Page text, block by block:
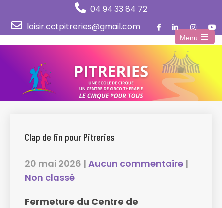
04 94 33 84 72
loisir.cctpitreries@gmail.com
Menu
Open
main
menu
Clap de fin pour Pitreries
20 mai 2026 | Aucun commentaire |
Non classé
Fermeture du Centre de